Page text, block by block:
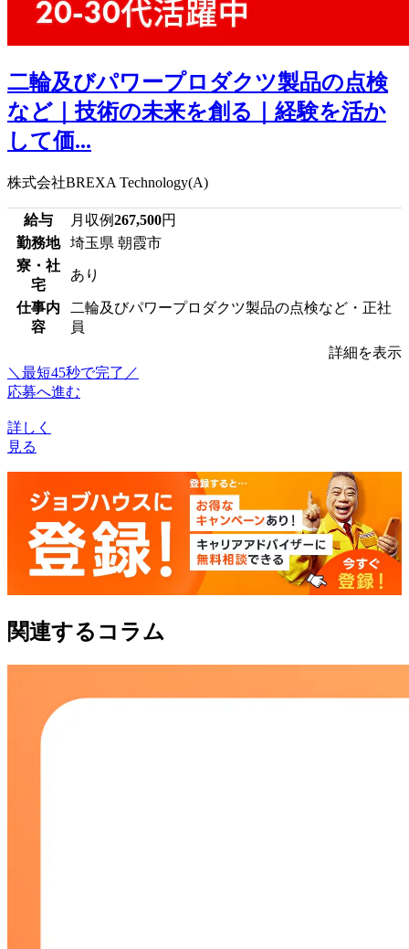
二輪及びパワープロダクツ製品の点検
など｜技術の未来を創る｜経験を活か
して価...
株式会社BREXA Technology(A)
給与 月収例267,500円
勤務地
埼玉県 朝霞市
寮・社
宅
あり
仕事内
容
二輪及びパワープロダクツ製品の点検など・正社
員
詳細を表示
＼最短45秒で完了／
応募へ進む
詳しく
見る
関連するコラム